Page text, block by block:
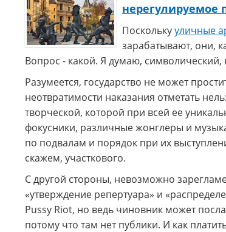
нерегулируемое
Посколькууличные
зарабатывают, они,
Вопрос - какой. Я думаю,
Разумеется, государство не может
неотвратимости наказания отметать
творческой, которой при всей ее
фокусники, различные жонглеры и
по подвалам и порядок при их
скажем, участкового.
С другой стороны, невозможно
«утверждение репертуара» и
Pussy Riot, но ведь чиновник может
потому что там нет публики. И как